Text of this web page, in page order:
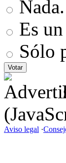
Es
Sólo
Aviso legal ·